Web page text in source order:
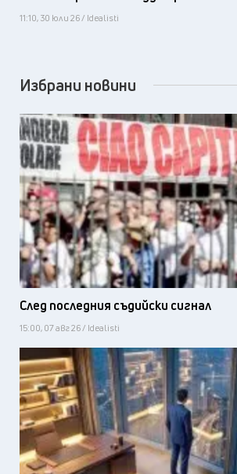
11:10, 30 юли 26 / Idealisti
Избрани новини
След последния съдийски сигнал
15:00, 07 авг 26 / Idealisti